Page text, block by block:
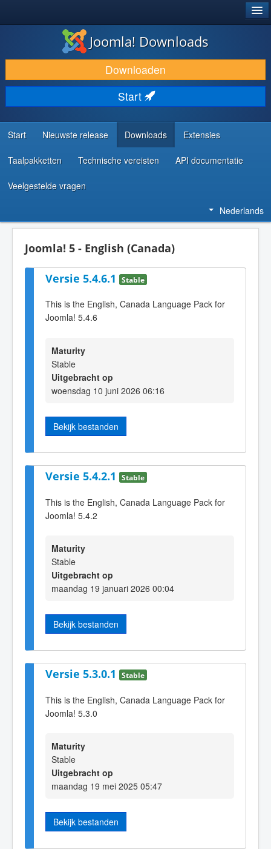
DOWNLOAD & BREID UIT
ONTDEK & LEER
COMMUNITY & ONDERSTEUNING
ONTWIKKELAARSBRONNEN
Joomla! Downloads
Downloaden
Start
Start Nieuwste release Downloads Extensies
Taalpakketten Technische vereisten API documentatie
Veelgestelde vragen
Nederlands
Joomla! 5 - English (Canada)
Versie 5.4.6.1 Stable
This is the English, Canada Language Pack for
Joomla! 5.4.6
Maturity
Stable
Uitgebracht op
woensdag 10 juni 2026 06:16
Bekijk bestanden
Versie 5.4.2.1 Stable
This is the English, Canada Language Pack for
Joomla! 5.4.2
Maturity
Stable
Uitgebracht op
maandag 19 januari 2026 00:04
Bekijk bestanden
Versie 5.3.0.1 Stable
This is the English, Canada Language Pack for
Joomla! 5.3.0
Maturity
Stable
Uitgebracht op
maandag 19 mei 2025 05:47
Bekijk bestanden